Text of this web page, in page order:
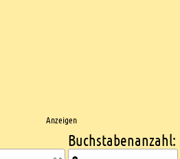
Anzeigen
Buchstabenanzahl: